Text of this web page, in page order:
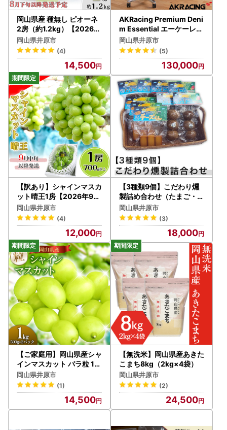
岡山県産 種無し ピオーネ
2房（約1.2kg）【2026年
8月下旬～9月中旬発送予
定】（いばら愛菜館）
岡山県井原市
(4)
14,500
AKRacing Premium Deni
m Essential エーケーレー
シング ゲーミングチェア
岡山県井原市
(5)
130,000
【訳あり】シャインマスカ
ット晴王1房【2026年9月
中旬～10月下旬発送予定
】（いばら愛菜館）
岡山県井原市
(4)
12,000
【3種類9個】こだわり燻
製詰め合わせ（たまご・チ
ーズ燻製）
岡山県井原市
(3)
18,000
【ご家庭用】岡山県産シャ
インマスカット バラ粒 1k
g（500g×2パック）
岡山県井原市
(1)
14,500
【無洗米】岡山県産あきた
こまち8kg（2kg×4袋）
岡山県井原市
(2)
24,500